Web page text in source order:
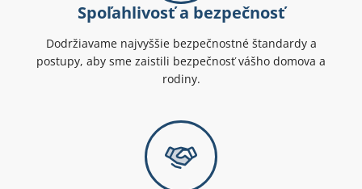
Spoľahlivosť a bezpečnosť
Dodržiavame najvyššie bezpečnostné štandardy a
postupy, aby sme zaistili bezpečnosť vášho domova a
rodiny.